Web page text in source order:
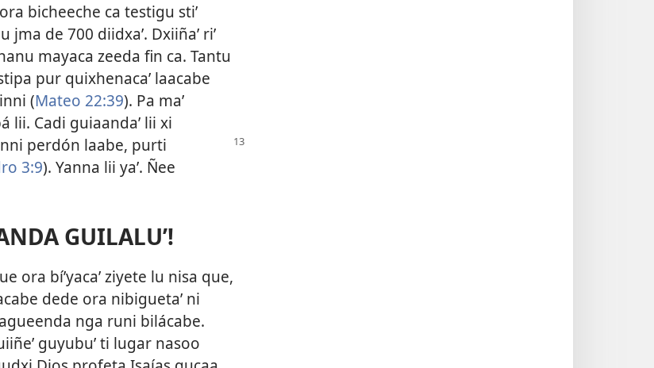
bicheeche ca testigu stiʼ
de 700 diidxaʼ. Dxiiñaʼ riʼ
mayaca zeeda fin ca. Tantu
pur quixhenacaʼ laacabe
(Mateo 22:39). Pa maʼ
lii. Cadi guiaandaʼ lii xi
perdón laabe, purti
3:9). Yanna lii yaʼ. Ñee
GUILALUʼ!
ora bíʼyacaʼ ziyete lu nisa que,
dede ora nibiguetaʼ ni
nga runi bilácabe.
guyubuʼ ti lugar nasoo